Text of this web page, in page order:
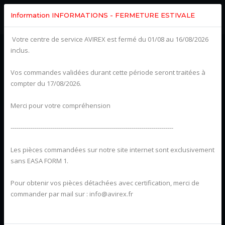
Information INFORMATIONS - FERMETURE ESTIVALE
Votre centre de service AVIREX est fermé du 01/08 au 16/08/2026
inclus.
Vos commandes validées durant cette période seront traitées à
compter du 17/08/2026.
Merci pour votre compréhension
---------------------------------------------------------------------------------
Les pièces commandées sur notre site internet sont exclusivement
sans EASA FORM 1.
Pour obtenir vos pièces détachées avec certification, merci de
commander par mail sur : info@avirex.fr